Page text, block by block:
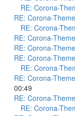
RE: Corona-
RE: Corona-
RE: Corona-
RE: Corona-
RE: Corona-
RE: Corona-
RE: Corona-
RE: Corona-
00:49
RE: Corona-
RE: Corona-